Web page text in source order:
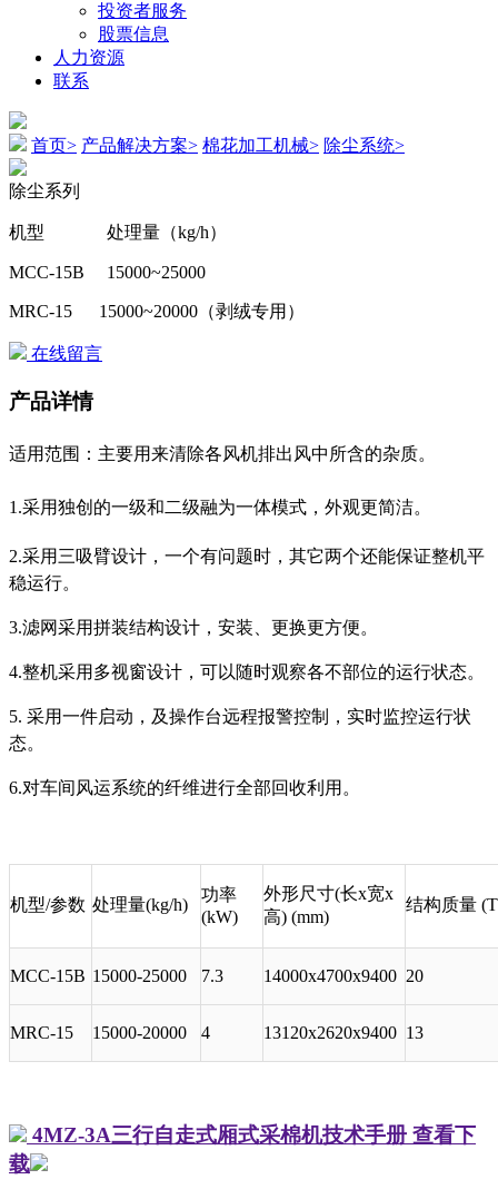
投资者服务
股票信息
人力资源
联系
首页> 产品解决方案> 棉花加工机械> 除尘系统>
除尘系列
机型 处理量（kg/h）
MCC-15B 15000~25000
MRC-15 15000~20000 （剥绒专用）
在线留言
产品详情
适用范围：主要用来清除各风机排出风中所含的杂质。
1.采用独创的一级和二级融为一体模式，外观更简洁。
2.采用三吸臂设计，一个有问题时，其它两个还能保证整机平
稳运行。
3.滤网采用拼装结构设计，安装、更换更方便。
4.整机采用多视窗设计，可以随时观察各不部位的运行状态。
5. 采用一件启动，及操作台远程报警控制，实时监控运行状
态。
6.对车间风运系统的纤维进行全部回收利用。
机型/参数 处理量(kg/h)
功率
(kW)
外形尺寸(长x宽x
高) (mm)
结构质量
MCC-15B 15000-25000 7.3 14000x4700x9400 20
MRC-15 15000-20000 4 13120x2620x9400 13
4MZ-3A三行自走式厢式采棉机技术手册 查看下
载